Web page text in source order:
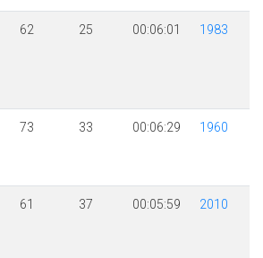
62 25 00:06:01 1983
73 33 00:06:29 1960
61 37 00:05:59 2010